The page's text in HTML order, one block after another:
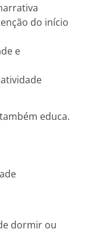
do início
e
educa.
dormir ou